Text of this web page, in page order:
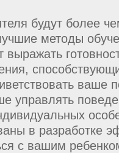
будут более
методы
выражать
ваше
управлять
в разработке
с вашим